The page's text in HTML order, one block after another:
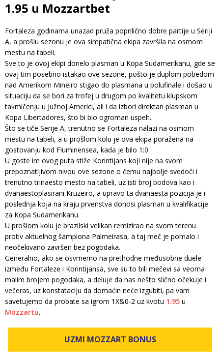
1.95 u Mozzartbet
Fortaleza godinama unazad pruža poprilično dobre partije u Seriji
A, a prošlu sezonu je ova simpatična ekipa završila na osmom
mestu na tabeli.
Sve to je ovoj ekipi donelo plasman u Kopa Sudamerikanu, gde se
ovaj tim posebno istakao ove sezone, pošto je duplom pobedom
nad Amerikom Mineiro stigao do plasmana u polufinale i došao u
situaciju da se bori za trofej u drugom po kvalitetu klupskom
takmičenju u Južnoj Americi, ali i da izbori direktan plasman u
Kopa Libertadores, što bi bio ogroman uspeh.
Što se tiče Serije A, trenutno se Fortaleza nalazi na osmom
mestu na tabeli, a u prošlom kolu je ova ekipa poražena na
gostovanju kod Fluminensea, kada je bilo 1:0.
U goste im ovog puta stiže Korintijans koji nije na svom
prepoznatljivom nivou ove sezone o čemu najbolje svedoči i
trenutno trinaesto mesto na tabeli, uz isti broj bodova kao i
dvanaestoplasirani Kruzeiro, a upravo ta dvanaesta pozicija je i
poslednja koja na kraju prvenstva donosi plasman u kvalifikacije
za Kopa Sudamerikanu.
U prošlom kolu je brazilski velikan remizirao na svom terenu
protiv aktuelnog šampiona Palmeirasa, a taj meč je pomalo i
neočekivano završen bez pogodaka.
Generalno, ako se osvrnemo na prethodne međusobne duele
između Fortaleze i Korintijansa, sve su to bili mečevi sa veoma
malim brojem pogodaka, a deluje da nas nešto slično očekuje i
večeras, uz konstataciju da domaćin neće izgubiti, pa vam
savetujemo da probate sa igrom 1X&0-2 uz kvotu 1.95 u
Mozzartu.
UZMI MOZZART BONUS